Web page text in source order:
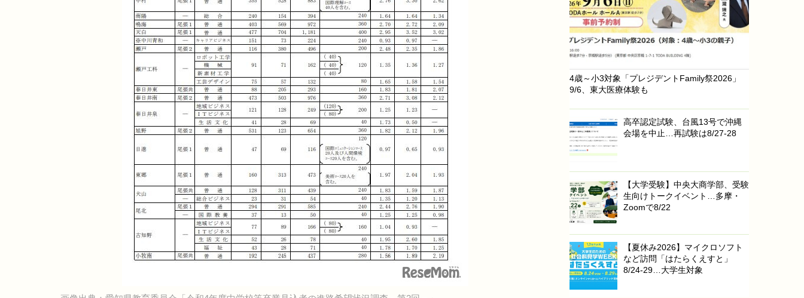
4歳～小3対象「プレジデントFamily祭2026」
9/6、東大医療体験も
高卒認定試験、台風13号で沖縄
会場を中止…再試験は8/27-28
【大学受験】中央大商学部、受験
生向けトークイベント…多摩・
Zoomで8/22
【夏休み2026】マイクロソフト
など訪問「はたらくえすと」
8/24-29…大学生対象